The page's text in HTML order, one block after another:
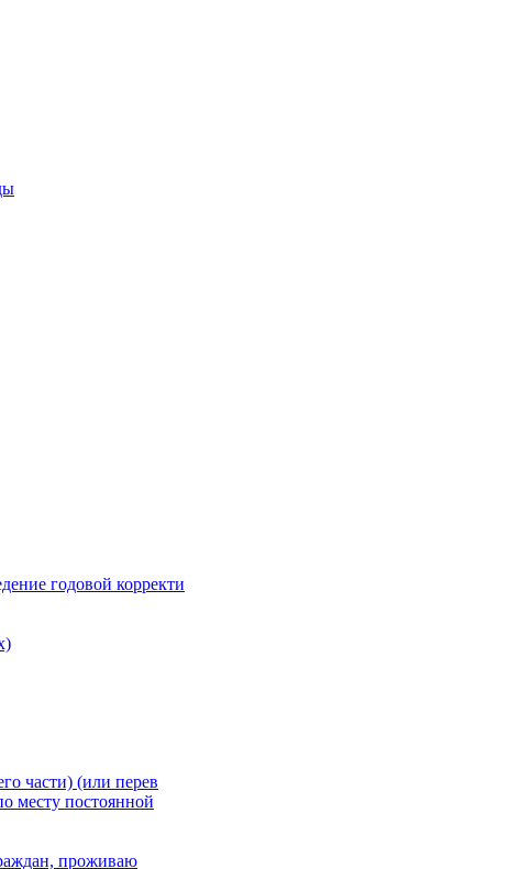
годовой корректи
части) (или перев
месту постоянной
проживаю